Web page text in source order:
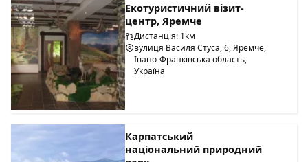
Екотуристичний візит-
центр, Яремче
Дистанція: 1км
вулиця Василя Стуса, 6, Яремче,
Івано-Франківська область,
Україна
Карпатський
національний природний